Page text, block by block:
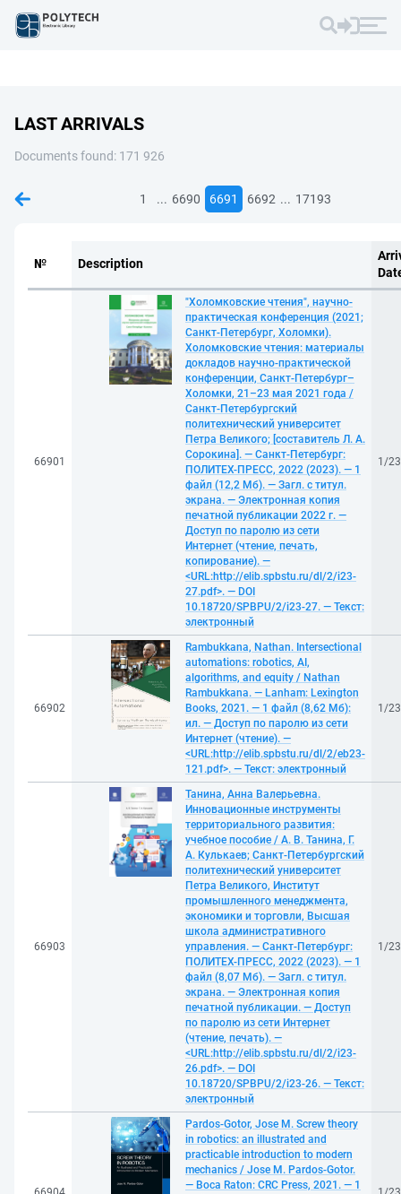
LAST ARRIVALS
Documents found: 171 926
1 ... 6690 6691 6692 ... 17193
№ Description
66901
"Холомковские чтения", научно-
практическая конференция (2021;
Санкт-Петербург, Холомки).
Холомковские чтения: материалы
докладов научно-практической
конференции, Санкт-Петербург–
Холомки, 21–23 мая 2021 года /
Санкт-Петербургский
политехнический университет
Петра Великого; [составитель Л. А.
Сорокина]. — Санкт-Петербург:
ПОЛИТЕХ-ПРЕСС, 2022 (2023). — 1
файл (12,2 Мб). — Загл. с титул.
экрана. — Электронная копия
печатной публикации 2022 г. —
Доступ по паролю из сети
Интернет (чтение, печать,
копирование). —
<URL:http://elib.spbstu.ru/dl/2/i23-
27.pdf>. — DOI
10.18720/SPBPU/2/i23-27. — Текст:
электронный
1/
66902
Rambukkana, Nathan. Intersectional
automations: robotics, AI,
algorithms, and equity / Nathan
Rambukkana. — Lanham: Lexington
Books, 2021. — 1 файл (8,62 Мб):
ил. — Доступ по паролю из сети
Интернет (чтение). —
<URL:http://elib.spbstu.ru/dl/2/eb23-
121.pdf>. — Текст: электронный
1/
66903
Танина, Анна Валерьевна.
Инновационные инструменты
территориального развития:
учебное пособие / А. В. Танина, Г.
А. Кулькаев; Санкт-Петербургский
политехнический университет
Петра Великого, Институт
промышленного менеджмента,
экономики и торговли, Высшая
школа административного
управления. — Санкт-Петербург:
ПОЛИТЕХ-ПРЕСС, 2022 (2023). — 1
файл (8,07 Мб). — Загл. с титул.
экрана. — Электронная копия
печатной публикации. — Доступ
по паролю из сети Интернет
(чтение, печать). —
<URL:http://elib.spbstu.ru/dl/2/i23-
26.pdf>. — DOI
10.18720/SPBPU/2/i23-26. — Текст:
электронный
1/
Pardos-Gotor, Jose M. Screw theory
in robotics: an illustrated and
practicable introduction to modern
mechanics / Jose M. Pardos-Gotor.
— Boca Raton: CRC Press, 2021. — 1